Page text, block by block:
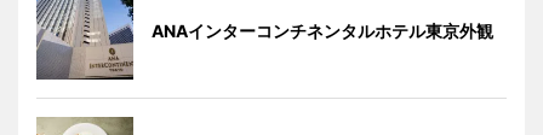
ANAインターコンチネンタルホテル東京外観